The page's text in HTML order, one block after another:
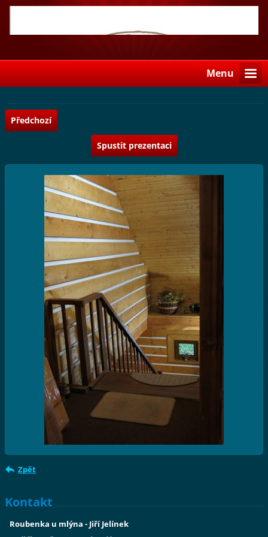
Menu
Předchozí
Spustit prezentaci
Zpět
Kontakt
Roubenka u mlýna - Jiří Jelínek